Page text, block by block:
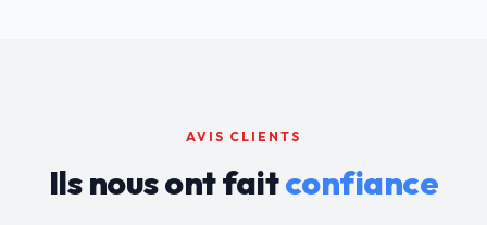
AVIS CLIENTS
Ils nous ont faitconfiance